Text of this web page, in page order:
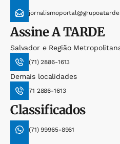
AssineA TARDE
Salvador e Região
(71) 2886-1613
Demais localidades
71 2886-1613
Classificados
(71) 99965-8961